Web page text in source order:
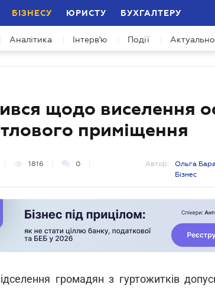
БІЗНЕСУ ЮРИСТУ БУХГАЛТЕРУ
Аналітика Інтерв'ю Події Актуально
щодо виселення
приміщення
1816 0 Автор:
Ольга
Бізнес
громадян з гуртожитків